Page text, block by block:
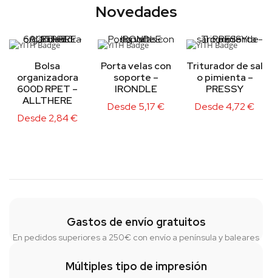
Novedades
Bolsa
organizadora
600D RPET –
ALLTHERE
Desde2,84€
Porta velas con
soporte –
IRONDLE
Desde 5,17€
Triturador de sal
o pimienta –
PRESSY
Desde4,72€
Gastos de envío gratuitos
En pedidos superiores a 250€ con envío a península y baleares
Múltiples tipo de impresión